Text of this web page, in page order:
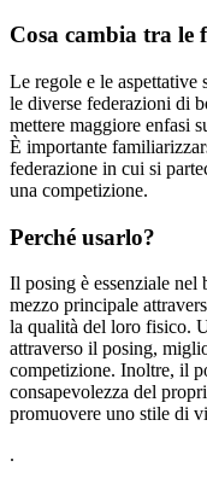
Cosa cambia tra le
Le regole e le aspettative
le diverse federazioni di
mettere maggiore enfasi
È importante
federazione in cui si
una competizione.
Perché usarlo?
Il posing è essenziale
mezzo principale
la qualità del loro fisico.
attraverso il posing,
competizione. Inoltre, il
consapevolezza del
promuovere uno stile di
.